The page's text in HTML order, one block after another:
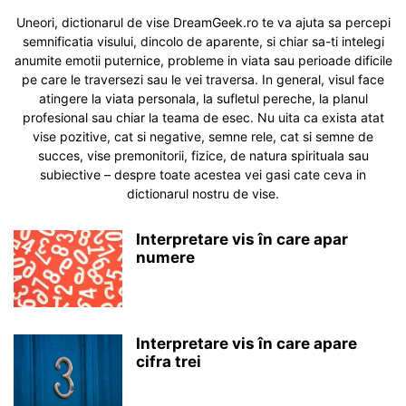
Uneori, dictionarul de vise DreamGeek.ro te va ajuta sa percepi
semnificatia visului, dincolo de aparente, si chiar sa-ti intelegi
anumite emotii puternice, probleme in viata sau perioade dificile
pe care le traversezi sau le vei traversa. In general, visul face
atingere la viata personala, la sufletul pereche, la planul
profesional sau chiar la teama de esec. Nu uita ca exista atat
vise pozitive, cat si negative, semne rele, cat si semne de
succes, vise premonitorii, fizice, de natura spirituala sau
subiective – despre toate acestea vei gasi cate ceva in
dictionarul nostru de vise.
Interpretare vis în care apar
numere
Interpretare vis în care apare
cifra trei